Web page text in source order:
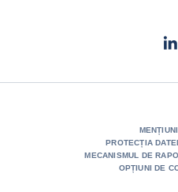
PROTECȚIA
MECANISMUL DE
OPȚIUNI DE